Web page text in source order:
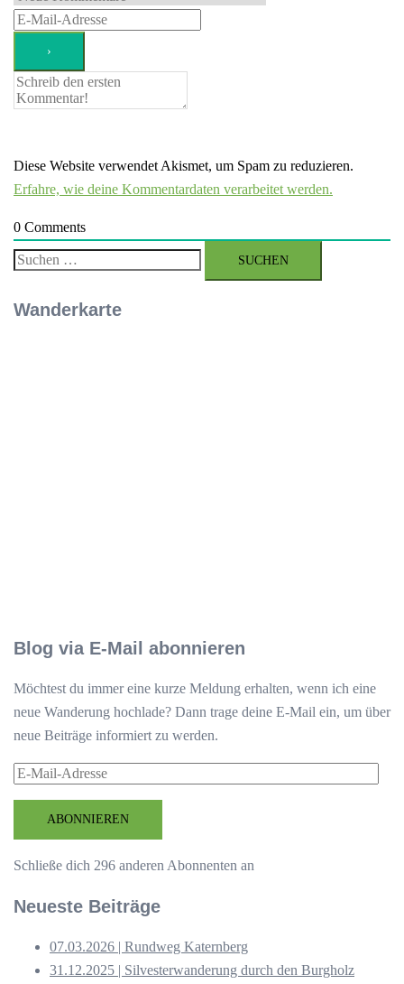
Diese Website verwendet Akismet, um Spam zu reduzieren.
Erfahre, wie deine Kommentardaten verarbeitet werden.
0 Comments
Suchen
Wanderkarte
Blog via E-Mail abonnieren
Möchtest du immer eine kurze Meldung erhalten, wenn ich eine
neue Wanderung hochlade? Dann trage deine E-Mail ein, um über
neue Beiträge informiert zu werden.
E-
AdresseABONNIEREN
Schließe dich 296 anderen Abonnenten an
Neueste Beiträge
07.03.2026 | Rundweg Katernberg
31.12.2025 | Silvesterwanderung durch den Burgholz